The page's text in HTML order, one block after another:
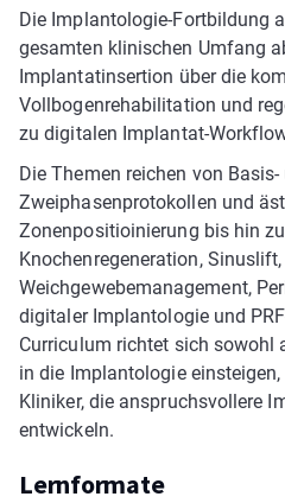
Die Implantologie-Fortbildung
gesamten klinischen Umfang
Implantatinsertion über die
Vollbogenrehabilitation und
zu digitalen Implantat-
Die Themen reichen von
Zweiphasenprotokollen und
Zonenpositioinierung bis hin
Knochenregeneration, Sinuslift,
Weichgewebemanagement,
digitaler Implantologie und
Curriculum richtet sich sowohl
in die Implantologie
Kliniker, die anspruchsvollere
entwickeln.
Lernformate